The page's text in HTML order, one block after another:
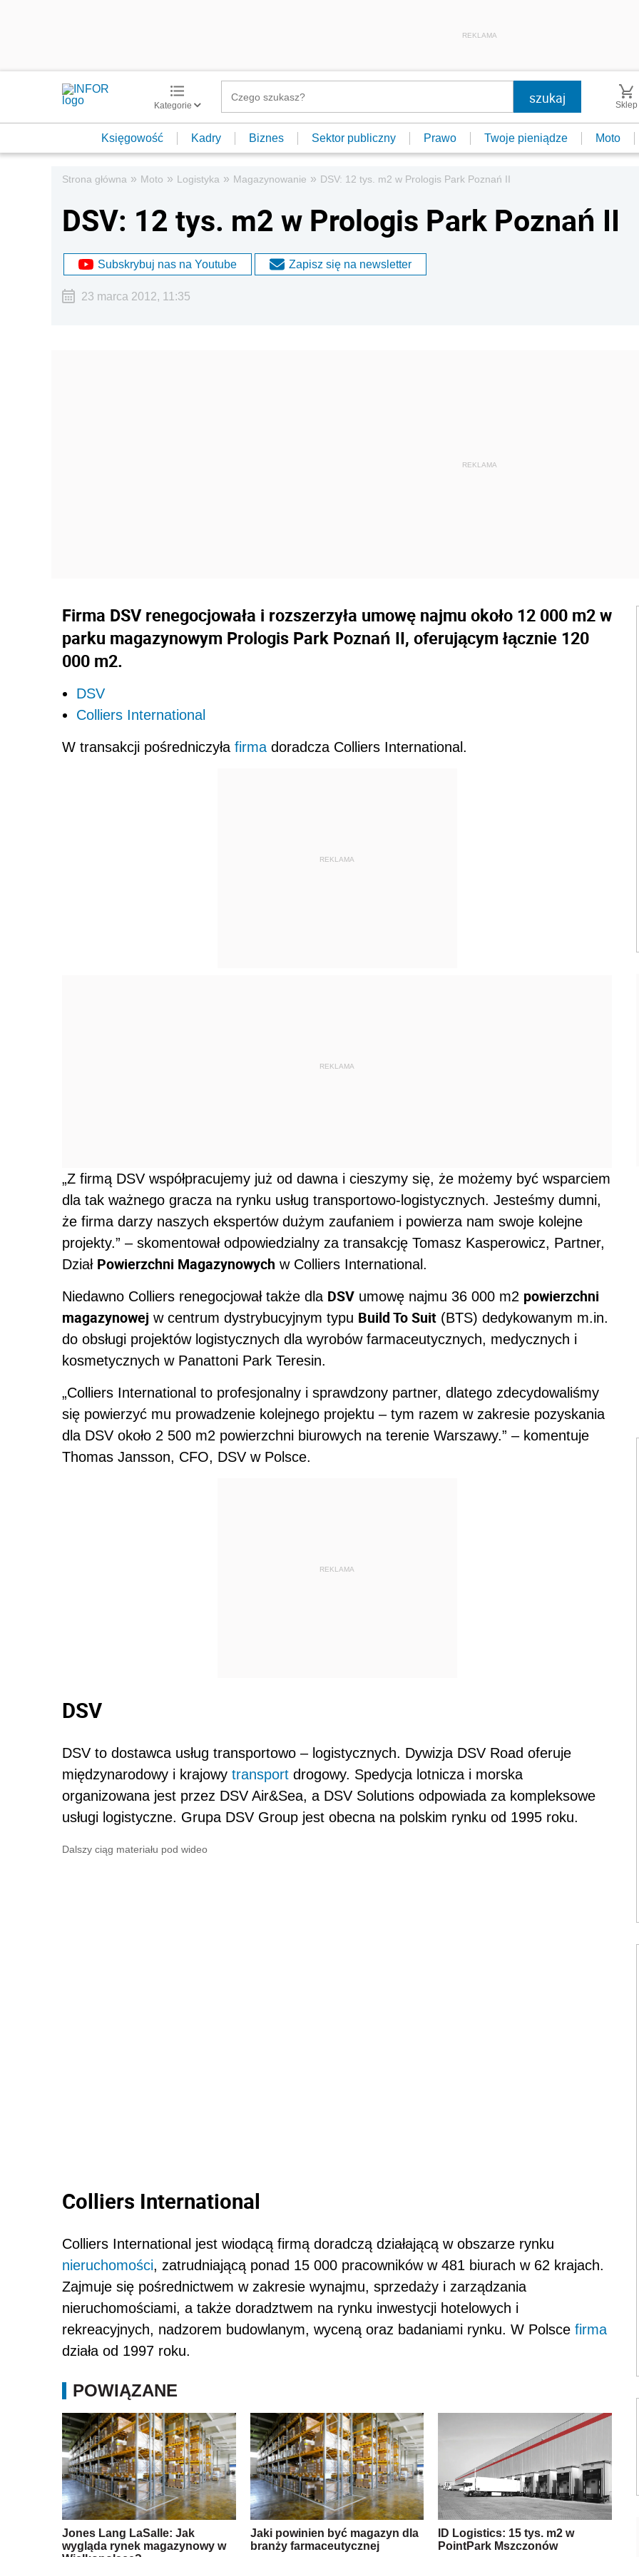
REKLAMA
Kategorie Sklep
Księgowość Kadry Biznes Sektor publiczny Prawo Twoje pieniądze Moto
Strona główna » Moto » Logistyka » Magazynowanie » DSV: 12 tys. m2 w Prologis Park Poznań II
DSV: 12 tys. m2 w Prologis Park Poznań II
Subskrybuj nas na Youtube Zapisz się na newsletter
23 marca 2012, 11:35
Firma DSV renegocjowała i rozszerzyła umowę najmu około 12 000 m2 w
parku magazynowym Prologis Park Poznań II, oferującym łącznie 120
000 m2.
DSV
Colliers International
W transakcji pośredniczyła firma doradcza Colliers International.
REKLAMA
REKLAMA
„Z firmą DSV współpracujemy już od dawna i cieszymy się, że możemy być wsparciem
dla tak ważnego gracza na rynku usług transportowo-logistycznych. Jesteśmy dumni,
że firma darzy naszych ekspertów dużym zaufaniem i powierza nam swoje kolejne
projekty.” – skomentował odpowiedzialny za transakcję Tomasz Kasperowicz, Partner,
Dział Powierzchni Magazynowych w Colliers International.
Niedawno Colliers renegocjował także dla DSV umowę najmu 36 000 m2 powierzchni
magazynowej w centrum dystrybucyjnym typu Build To Suit (BTS) dedykowanym m.in.
do obsługi projektów logistycznych dla wyrobów farmaceutycznych, medycznych i
kosmetycznych w Panattoni Park Teresin.
„Colliers International to profesjonalny i sprawdzony partner, dlatego zdecydowaliśmy
się powierzyć mu prowadzenie kolejnego projektu – tym razem w zakresie pozyskania
dla DSV około 2 500 m2 powierzchni biurowych na terenie Warszawy.” – komentuje
Thomas Jansson, CFO, DSV w Polsce.
REKLAMA
DSV
DSV to dostawca usług transportowo – logistycznych. Dywizja DSV Road oferuje
międzynarodowy i krajowy transport drogowy. Spedycja lotnicza i morska
organizowana jest przez DSV Air&Sea, a DSV Solutions odpowiada za kompleksowe
usługi logistyczne. Grupa DSV Group jest obecna na polskim rynku od 1995 roku.
Dalszy ciąg materiału pod wideo
Colliers International
Colliers International jest wiodącą firmą doradczą działającą w obszarze rynku
nieruchomości, zatrudniającą ponad 15 000 pracowników w 481 biurach w 62 krajach.
Zajmuje się pośrednictwem w zakresie wynajmu, sprzedaży i zarządzania
nieruchomościami, a także doradztwem na rynku inwestycji hotelowych i
rekreacyjnych, nadzorem budowlanym, wyceną oraz badaniami rynku. W Polsce firma
działa od 1997 roku.
POWIĄZANE
Jones Lang LaSalle: Jak
wygląda rynek magazynowy w
Jaki powinien być magazyn dla
branży farmaceutycznej
ID Logistics: 15 tys. m2 w
PointPark Mszczonów